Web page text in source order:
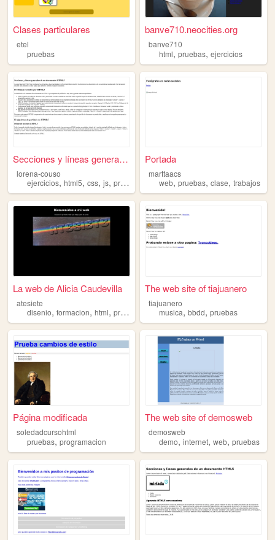
Clases particulares
etel
pruebas
banve710.neocities.org
banve710
html,pruebas,ejercicios
Secciones y líneas generales...
lorena-couso
ejercicios, html5, css, js, pruebas
Portada
marttaacs
web,pruebas,clase,trabajos
La web de Alicia Caudevilla
atesiete
disenio, formacion, html, pruebas programacion
The web site of tiajuanero
tiajuanero
musica,bbdd,pruebas
Página modificada
soledadcursohtml
pruebas, programacion
The web site of demosweb
demosweb
demo,internet,web,pruebas